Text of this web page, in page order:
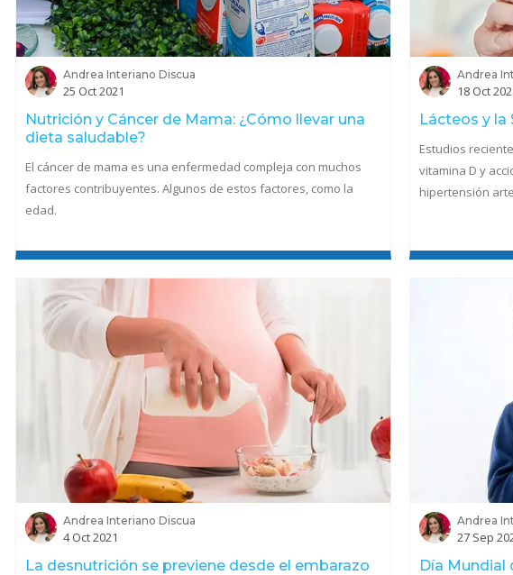
Andrea Interiano Discua
25 Oct 2021
Nutrición y Cáncer de Mama: ¿Cómo llevar una
dieta saludable?
El cáncer de mama es una enfermedad compleja con muchos
factores contribuyentes. Algunos de estos factores, como la
edad.
Andrea
18 Oct
Lácteos y la
Estudios
vitamina D y
hipertensión
Andrea Interiano Discua
4 Oct 2021
La desnutrición se previene desde el embarazo
Andrea
27 Sep
Día Mundial